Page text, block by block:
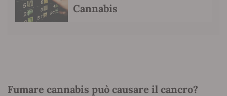
Cannabis
Fumare cannabis può causare il cancro?